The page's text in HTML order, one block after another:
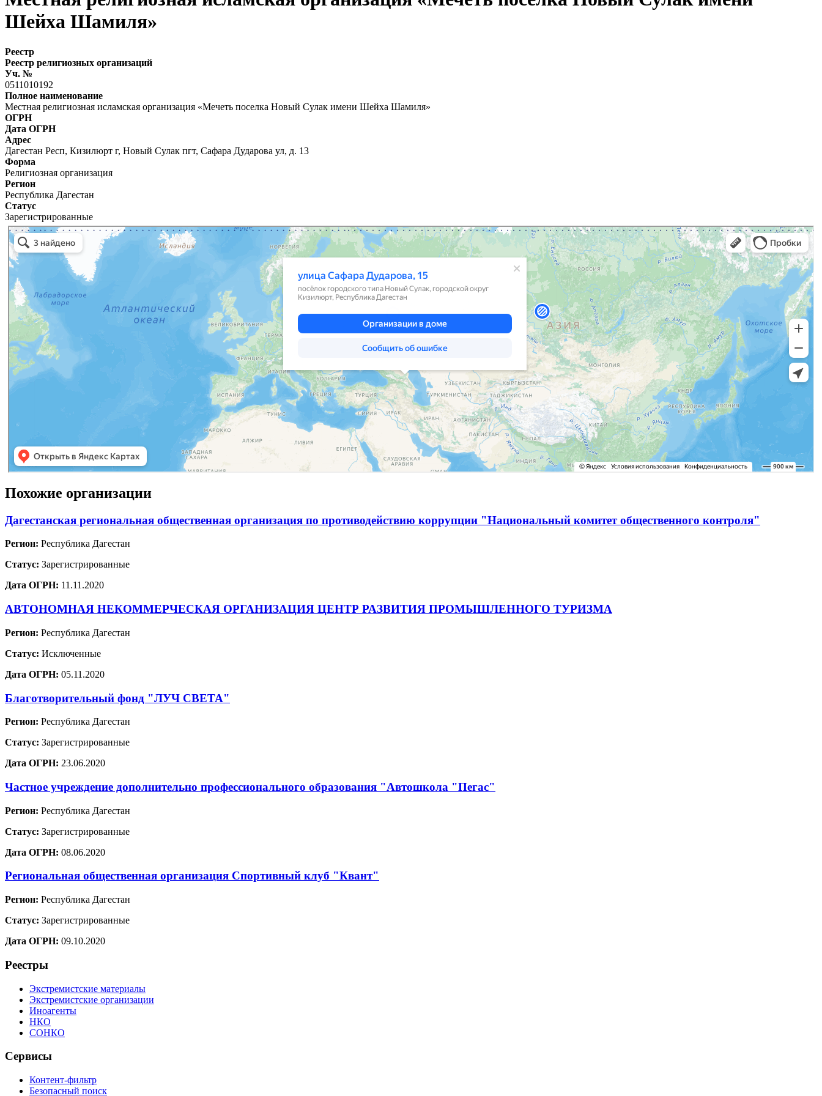
Шейха Шамиля»
Реестр
Реестр религиозных организаций
Уч. №
0511010192
Полное наименование
Местная религиозная исламская организация «Мечеть поселка Новый Сулак имени Шейха Шамиля»
ОГРН
Дата ОГРН
Адрес
Дагестан Респ, Кизилюрт г, Новый Сулак пгт, Сафара Дударова ул, д. 13
Форма
Религиозная организация
Регион
Республика Дагестан
Статус
Зарегистрированные
Похожие организации
Дагестанская региональная общественная организация по противодействию коррупции "Национальный комитет общественного контроля"
Регион: Республика Дагестан
Статус: Зарегистрированные
Дата ОГРН: 11.11.2020
АВТОНОМНАЯ НЕКОММЕРЧЕСКАЯ ОРГАНИЗАЦИЯ ЦЕНТР РАЗВИТИЯ ПРОМЫШЛЕННОГО ТУРИЗМА
Регион: Республика Дагестан
Статус: Исключенные
Дата ОГРН: 05.11.2020
Благотворительный фонд "ЛУЧ СВЕТА"
Регион: Республика Дагестан
Статус: Зарегистрированные
Дата ОГРН: 23.06.2020
Частное учреждение дополнительно профессионального образования "Автошкола "Пегас"
Регион: Республика Дагестан
Статус: Зарегистрированные
Дата ОГРН: 08.06.2020
Региональная общественная организация Спортивный клуб "Квант"
Регион: Республика Дагестан
Статус: Зарегистрированные
Дата ОГРН: 09.10.2020
Реестры
Экстремистские материалы
Экстремистские организации
Иноагенты
НКО
СОНКО
Сервисы
Контент-фильтр
Безопасный поиск